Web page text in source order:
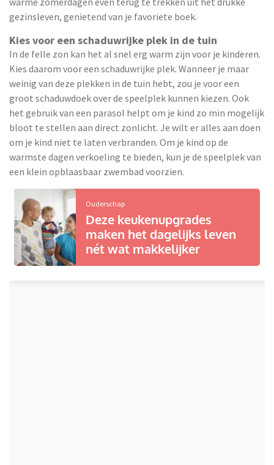
gezinsleven, genietend van je favoriete boek.
Kies voor een schaduwrijke plek in de tuin
In de felle zon kan het al snel erg warm zijn voor je kinderen.
Kies daarom voor een schaduwrijke plek. Wanneer je maar
weinig van deze plekken in de tuin hebt, zou je voor een
groot schaduwdoek over de speelplek kunnen kiezen. Ook
het gebruik van een parasol helpt om je kind zo min mogelijk
bloot te stellen aan direct zonlicht. Je wilt er alles aan doen
om je kind niet te laten verbranden. Om je kind op de
warmste dagen verkoeling te bieden, kun je de speelplek van
een klein opblaasbaar zwembad voorzien.
Ouderschap
Deze keukenupgrades
maken het dagelijks leven
nét wat makkelijker